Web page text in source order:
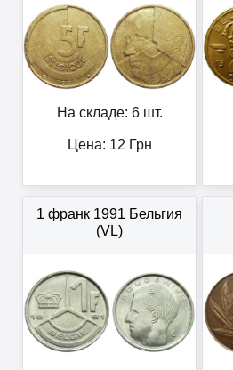
На складе: 6 шт.
Цена: 12 Грн
1 франк 1991 Бельгия
(VL)